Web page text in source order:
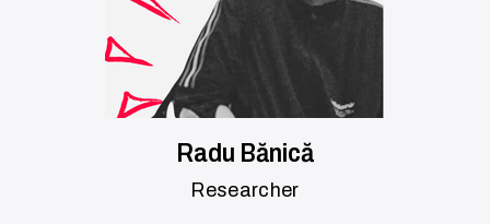
Radu Bănică
Researcher